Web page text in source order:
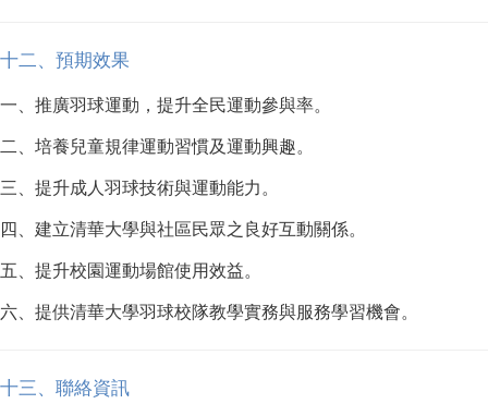
十二 、預期效果
一、推廣羽球運動，提升全民運動參與率。
二、培養兒童規律運動習慣及運動興趣。
三、提升成人羽球技術與運動能力。
四、建立清華大學與社區民眾之良好互動關係。
五、提升校園運動場館使用效益。
六、提供清華大學羽球校隊教學實務與服務學習機會。
十三、聯絡資訊